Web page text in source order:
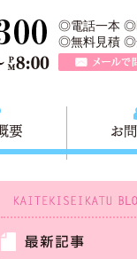
TEL 0120-
◎電話一本 ◎
◎無料見積 ◎